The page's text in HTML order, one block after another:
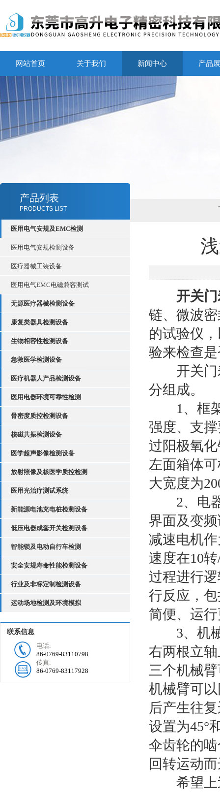
网站首页 关于我们 新闻中心 产品
产品列表
PRODUCTS LIST
医用电气安规及EMC检测
医用电气安规检测设备
医疗器械工装设备
医用电气EMC电磁兼容测试
无源医疗器械检测设备
康复类器具检测设备
生物相容性检测设备
急救医学检测设备
医疗机器人产品检测设备
医用电器环境可靠性检测
骨密度质控检测设备
核磁共振检测设备
医学超声影像检测设备
放射照像及核医学质控检测
医用光治疗测试系统
新能源电池充电桩检测设备
低压电器成套开关检测设备
智能锁及电动自行车检测
安全安规寿命性能检测设备
行业及非标定制检测设备
运动场地检测及环境模拟
联系信息
电话:
86-0769-83110798
传真:
86-0769-83117928
开关
链、微波
的试验仪
验来检查
开关门寿
分组成。
1、框架
强度、支
过阳极氧
左面箱体
大宽度为
2、电器
界面及变
减速电机
速度在10
过程进行
行反应，
简便、运
3、机械
右两根立
三个机械
机械臂可
后产生往
设置为45°
伞齿轮的
回转运动
希望上述